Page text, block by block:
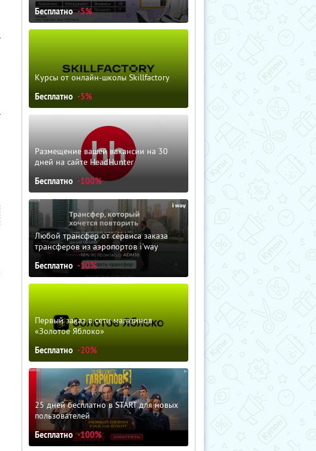
Бесплатно -5%
Курсы от онлайн-школы Skillfactory
Бесплатно -5%
Размещение вашей вакансии на 30
дней на сайте HeadHunter
Бесплатно -100%
Любой трансфер от сервиса заказа
трансферов из аэропортов i'way
Бесплатно -10%
Первый заказ в сети магазинов
«Золотое Яблоко»
Бесплатно -20%
25 дней бесплатно в START для новых
пользователей
Бесплатно -100%